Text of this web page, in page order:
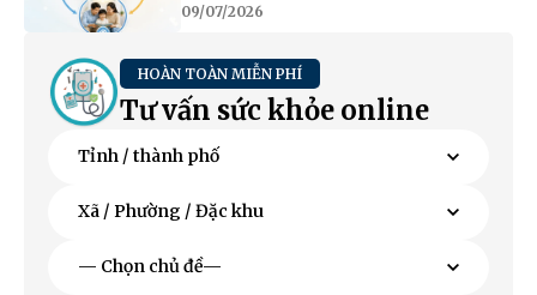
09/07/2026
HOÀN TOÀN MIỄN PHÍ
Tư vấn sức khỏe online